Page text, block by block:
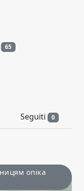
65
Seguiti 0
опіка